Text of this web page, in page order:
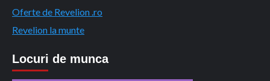
Oferte de Revelion .ro
Revelion la munte
Locuri de munca